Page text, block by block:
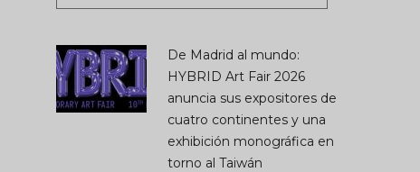
De Madrid al mundo:
HYBRID Art Fair 2026
anuncia sus expositores de
cuatro continentes y una
exhibición monográfica en
torno al Taiwán